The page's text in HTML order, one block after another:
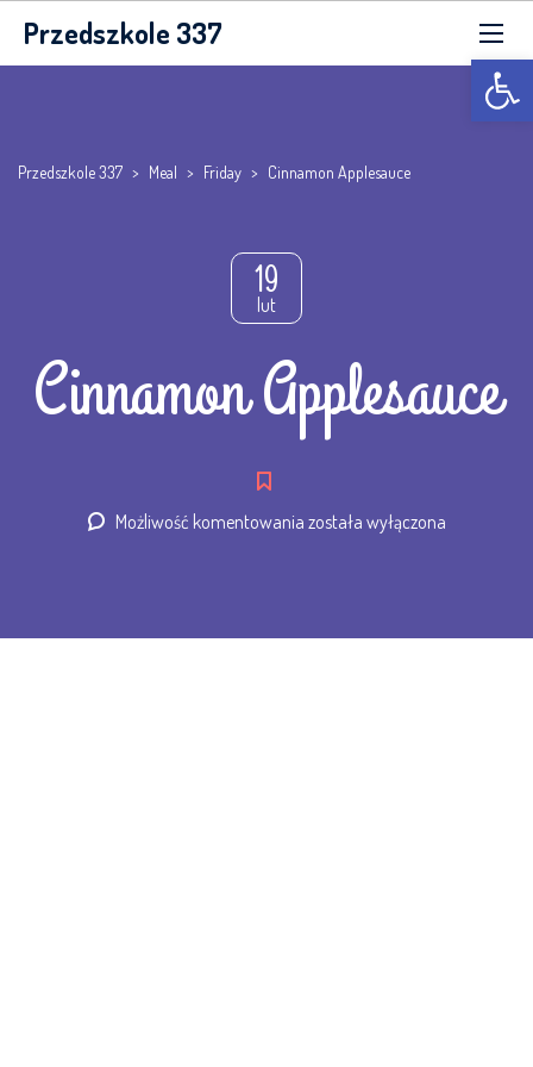
Otwórz
Przedszkole 337
Przedszkole 337 > Meal > Friday > Cinnamon Applesauce
19
lut
Cinnamon Applesauce
Możliwość komentowania Cinnamon
została wyłączona